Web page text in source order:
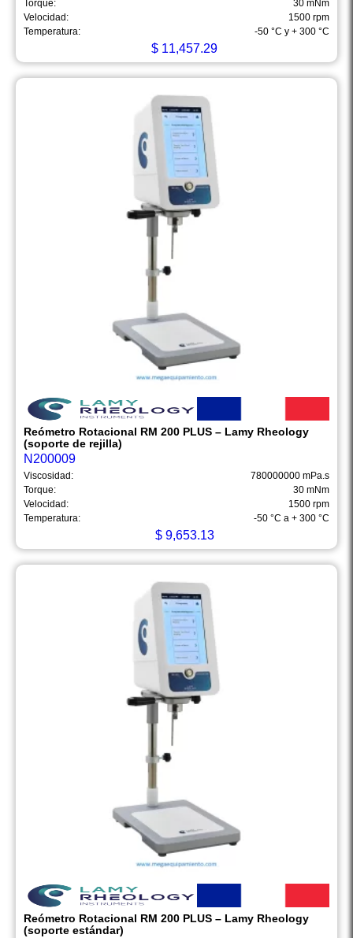
Torque:
30 mNm
Velocidad:
1500 rpm
Temperatura:
-50 °C y + 300 °C
$ 11,457.29
Reómetro Rotacional RM 200 PLUS – Lamy Rheology
(soporte de rejilla)
N200009
Viscosidad:
780000000 mPa.s
Torque:
30 mNm
Velocidad:
1500 rpm
Temperatura:
-50 °C a + 300 °C
$9,653.13
Reómetro Rotacional RM 200 PLUS – Lamy Rheology
(soporte estándar)